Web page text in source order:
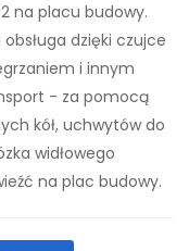
na placu budowy.
dzięki czujce
i innym
- za pomocą
kół, uchwytów do
widłowego
na plac budowy.